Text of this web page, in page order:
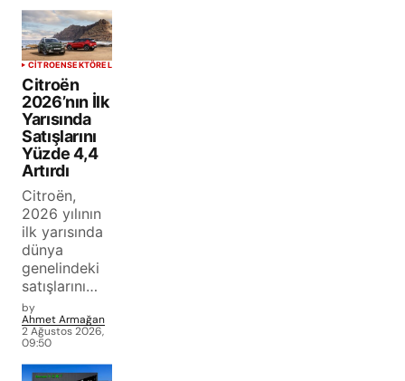
CITROENSEKTÖREL
Citroën
2026’nın İlk
Yarısında
Satışlarını
Yüzde 4,4
Artırdı
Citroën,
2026 yılının
ilk yarısında
dünya
genelindeki
satışlarını…
by
Ahmet Armağan
2 Ağustos 2026,
09:50